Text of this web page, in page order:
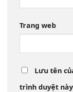
Trang web
Lưu tên
trình duyệt